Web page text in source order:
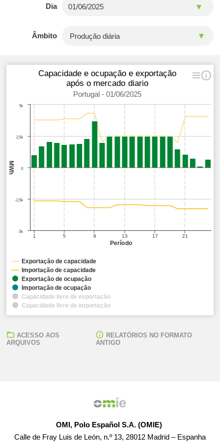
Dia
Âmbito
Período
MWh
Capacidade e ocupação e exportação
após o mercado diario
Portugal - 01/06/2025
1 5 9 13 17 21
0
-5k
-2,5k
2,5k
5k
Exportação de capacidade
Importação de capacidade
Exportação de ocupação
Importação de ocupação
Capacidade livre de exportação
Capacidade livre de importação
ACESSO AOS
ARQUIVOS
RELATÓRIOS NO FORMATO
ANTIGO
OMI, Polo Español S.A. (OMIE)
Calle de Fray Luis de León, n.º 13, 28012 Madrid – Espanha